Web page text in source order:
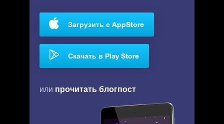
Загрузить с AppStore
Скачать в Play Store
или прочитать блогпост